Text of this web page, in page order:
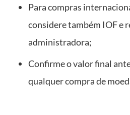
Para compras
considere também IOF e
administradora;
Confirme o valor final
qualquer compra de